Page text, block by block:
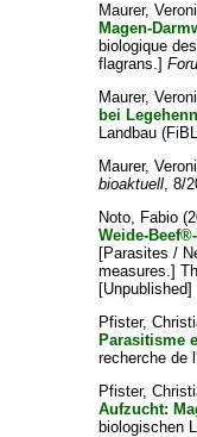
Maurer,
Magen-
biologique
flagrans.]
Maurer,
bei
Landbau
Maurer,
bioaktuell, 8/
Noto, Fabio
Weide-
[Parasites /
measures.]
[Unpublished]
Pfister,
Parasitisme
recherche de
Pfister,
Aufzucht:
biologischen